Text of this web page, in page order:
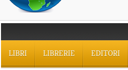
LIBRI LIBRERIE EDITORI